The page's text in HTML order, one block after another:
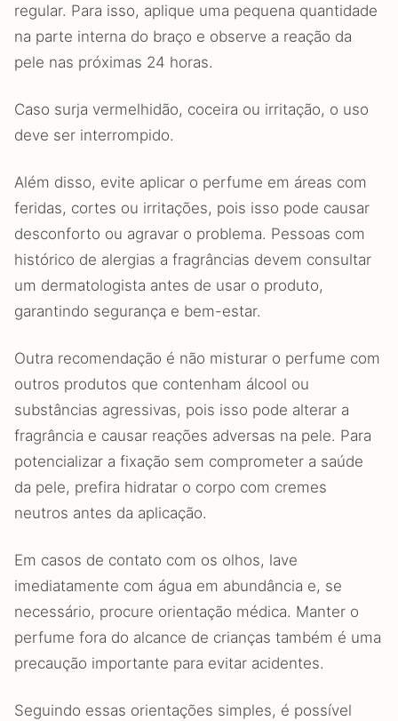
regular. Para isso, aplique uma pequena quantidade
na parte interna do braço e observe a reação da
pele nas próximas 24 horas.
Caso surja vermelhidão, coceira ou irritação, o uso
deve ser interrompido.
Além disso, evite aplicar o perfume em áreas com
feridas, cortes ou irritações, pois isso pode causar
desconforto ou agravar o problema. Pessoas com
histórico de alergias a fragrâncias devem consultar
um dermatologista antes de usar o produto,
garantindo segurança e bem-estar.
Outra recomendação é não misturar o perfume com
outros produtos que contenham álcool ou
substâncias agressivas, pois isso pode alterar a
fragrância e causar reações adversas na pele. Para
potencializar a fixação sem comprometer a saúde
da pele, prefira hidratar o corpo com cremes
neutros antes da aplicação.
Em casos de contato com os olhos, lave
imediatamente com água em abundância e, se
necessário, procure orientação médica. Manter o
perfume fora do alcance de crianças também é uma
precaução importante para evitar acidentes.
Seguindo essas orientações simples, é possível